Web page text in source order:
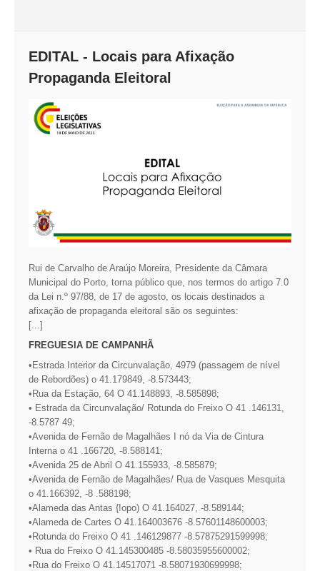
EDITAL - Locais para Afixação
Propaganda Eleitoral
Rui de Carvalho de Araújo Moreira, Presidente da Câmara
Municipal do Porto, torna público que, nos termos do artigo 7.0
da Lei n.º 97/88, de 17 de agosto, os locais destinados a
afixação de propaganda eleitoral são os seguintes:
[...]
FREGUESIA DE CAMPANHÃ
•Estrada Interior da Circunvalação, 4979 (passagem de nível
de Rebordões) o 41.179849, -8.573443;
•Rua da Estação, 64 O 41.148893, -8.585898;
• Estrada da Circunvalação/ Rotunda do Freixo O 41 .146131,
-8.5787 49;
•Avenida de Fernão de Magalhães I nó da Via de Cintura
Interna o 41 .166720, -8.588141;
•Avenida 25 de Abril O 41.155933, -8.585879;
•Avenida de Fernão de Magalhães/ Rua de Vasques Mesquita
o 41.166392, -8 .588198;
•Alameda das Antas {!opo) O 41.164027, -8.589144;
•Alameda de Cartes O 41.164003676 -8.57601148600003;
•Rotunda do Freixo O 41 .146129877 -8.57875291599998;
• Rua do Freixo O 41.145300485 -8.58035955600002;
•Rua do Freixo O 41.14517071 -8.58071930699998;